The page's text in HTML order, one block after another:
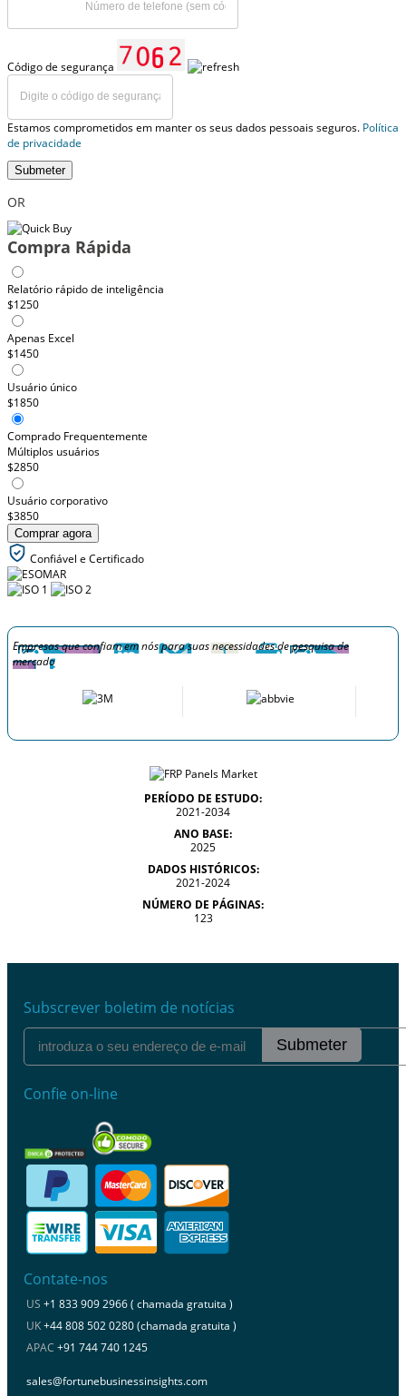
Código de segurança
Estamos comprometidos em manter os seus dados pessoais seguros. Política
de privacidade
Submeter
OR
Compra Rápida
Relatório rápido de inteligência
$1250
Apenas Excel
$1450
Usuário único
$1850
Comprado Frequentemente
Múltiplos usuários
$2850
Usuário corporativo
$3850
Comprar agora
Confiável e Certificado
Empresas que confiam em nós para suas necessidades de pesquisa de
mercado
PERÍODO DE ESTUDO:
2021-2034
ANO BASE:
2025
DADOS HISTÓRICOS:
2021-2024
NÚMERO DE PÁGINAS:
123
Subscrever boletim de notícias
Submeter
Confie on-line
Contate-nos
US +1 833 909 2966 ( chamada gratuita )
UK+44 808 502 0280 (chamada gratuita )
APAC +91 744 740 1245
sales@fortunebusinessinsights.com